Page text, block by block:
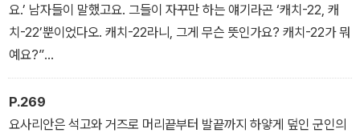
요.’ 남자들이 말했고요. 그들이 자꾸만 하는 얘기라곤 ‘캐치-22, 캐
치-22’뿐이었다오. 캐치-22라니, 그게 무슨 뜻인가요? 캐치-22가 뭐
예요?”
“그것을 당신들한테 보여 주지 않던가요?” 분노와 실망을 느끼며 오
락가락하던 요사리안이 물었다. “그것을 읽어 달라고 하지도 않으셨
어요?”
P.269
요사리안은 석고와 거즈로 머리끝부터 발끝까지 하얗게 덮인 군인의